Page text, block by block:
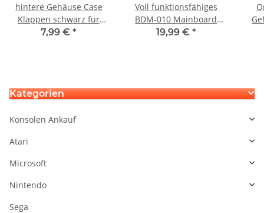
hintere Gehäuse Case
Klappen schwarz für
Xbox One Controller
7,99 € *
Voll funktionsfähiges
BDM-010 Mainboard
Platine für Ps5
19,99 € *
Kategorien
Konsolen Ankauf
Atari
Microsoft
Nintendo
Sega